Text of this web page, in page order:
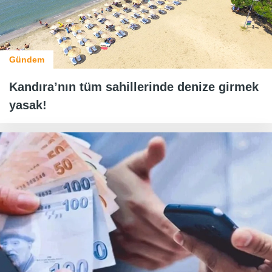
Gündem
Kandıra’nın tüm sahillerinde denize girmek
yasak!